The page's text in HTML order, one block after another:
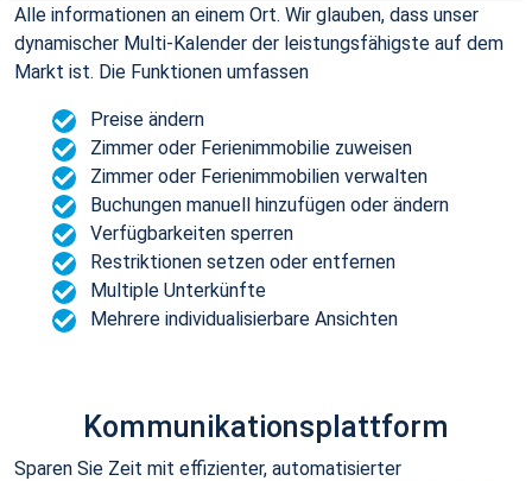
Alle informationen an einem Ort. Wir glauben, dass unser
dynamischer Multi-Kalender der leistungsfähigste auf dem
Markt ist. Die Funktionen umfassen
Preise ändern
Zimmer oder Ferienimmobilie zuweisen
Zimmer oder Ferienimmobilien verwalten
Buchungen manuell hinzufügen oder ändern
Verfügbarkeiten sperren
Restriktionen setzen oder entfernen
Multiple Unterkünfte
Mehrere individualisierbare Ansichten
Kommunikationsplattform
Sparen Sie Zeit mit effizienter, automatisierter